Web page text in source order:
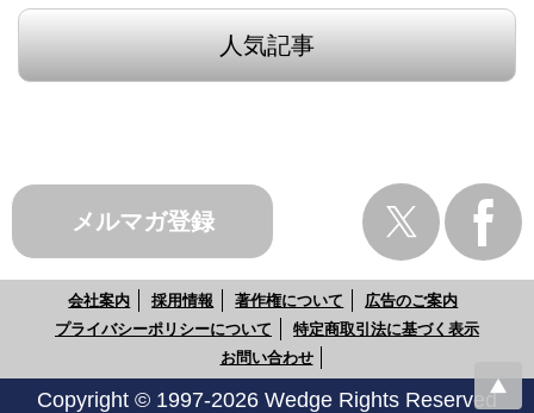
人気記事
メルマガ登録
会社案内 採用情報 著作権について
広告のご案内
プライバシーポリシーについて
特定商取引法に基づく表示
お問い合わせ
Copyright © 1997-2026 Wedge Rights Reserved